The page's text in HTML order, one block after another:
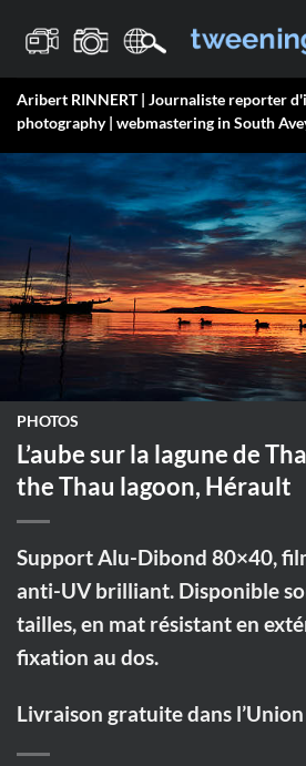
Aribert RINNERT | Journaliste reporter
photography | webmastering in South
PHOTOS
L’aube sur la lagune de
the Thau lagoon, Hérault
Support Alu-Dibond 80×40,
anti-UV brilliant. Disponible
tailles, en mat résistant en
fixation au dos.
Livraison gratuite dans